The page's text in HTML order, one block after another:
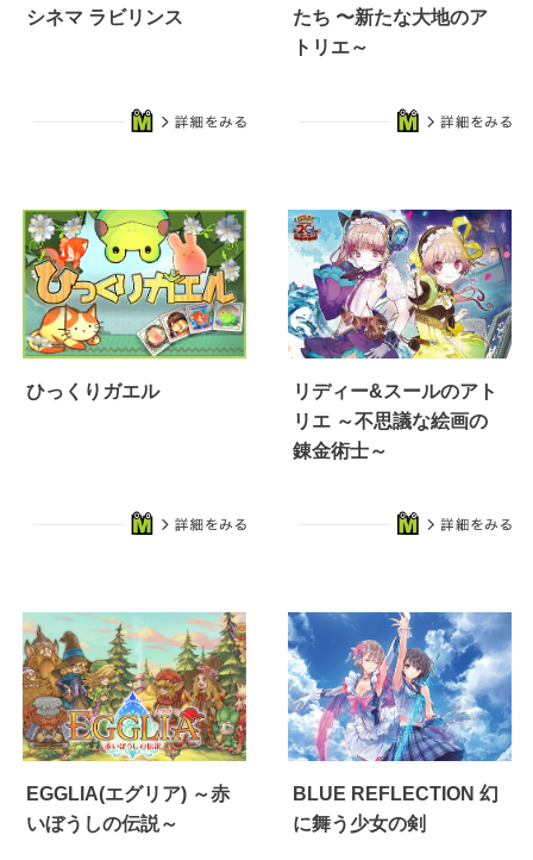
シネマ ラビリンス
たち 〜新たな大地のア
トリエ～
ひっくりガエル
リディー&スールのアト
リエ ～不思議な絵画の
錬金術士～
EGGLIA(エグリア) ～赤
いぼうしの伝説～
BLUE REFLECTION 幻
に舞う少女の剣